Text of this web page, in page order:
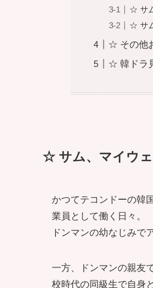
☆ サ
☆ サ
☆ その他
☆ 韓ドラ
☆ サム、マイウ
かつてテコンドーの韓
業員として働く日々。
ドンマンの幼なじみで
一方、ドンマンの親友
校時代の同級生で自身